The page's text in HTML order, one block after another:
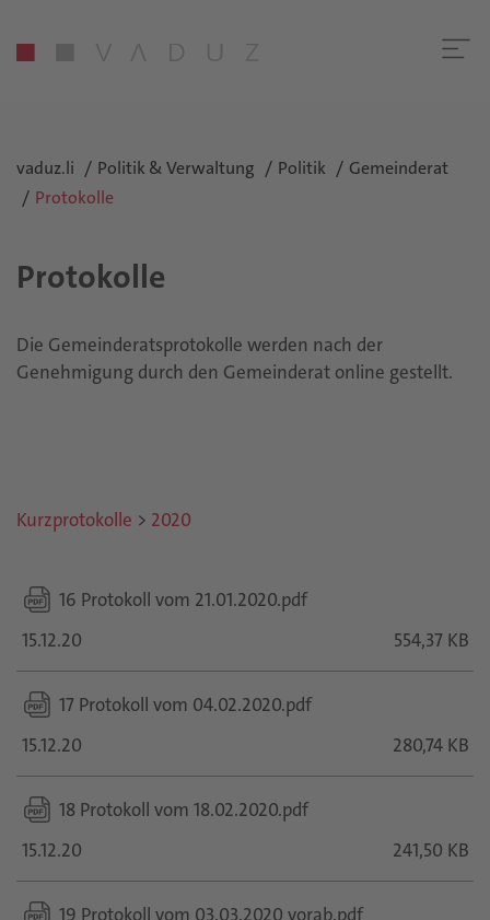
vaduz.li Politik & Verwaltung Politik
Gemeinderat
Protokolle
Protokolle
Die Gemeinderatsprotokolle werden nach der
Genehmigung durch den Gemeinderat online gestellt.
Kurzprotokolle > 2020
16 Protokoll vom 21.01.2020.pdf
15.12.20
554,37 KB
17 Protokoll vom 04.02.2020.pdf
15.12.20
280,74 KB
18 Protokoll vom 18.02.2020.pdf
15.12.20
241,50 KB
19 Protokoll vom 03.03.2020 vorab.pdf